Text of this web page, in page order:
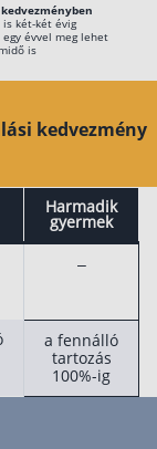
is két-két évig
évvel meg lehet
is
kedvezmény
Harmadik
gyermek
–
a fennálló
tartozás
100%-ig